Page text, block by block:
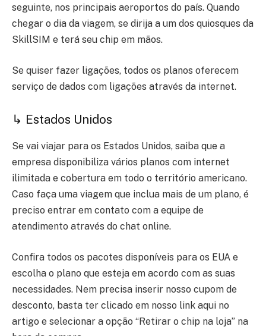
seguinte, nos principais aeroportos do país. Quando
chegar o dia da viagem, se dirija a um dos quiosques da
SkillSIM e terá seu chip em mãos.
Se quiser fazer ligações, todos os planos oferecem
serviço de dados com ligações através da internet.
↳ Estados Unidos
Se vai viajar para os Estados Unidos, saiba que a
empresa disponibiliza vários planos com internet
ilimitada e cobertura em todo o território americano.
Caso faça uma viagem que inclua mais de um plano, é
preciso entrar em contato com a equipe de
atendimento através do chat online.
Confira todos os pacotes disponíveis para os EUA e
escolha o plano que esteja em acordo com as suas
necessidades. Nem precisa inserir nosso cupom de
desconto, basta ter clicado em nosso link aqui no
artigo e selecionar a opção “Retirar o chip na loja” na